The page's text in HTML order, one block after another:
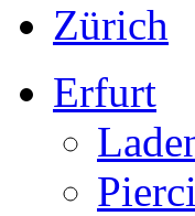
Zürich
Erfurt